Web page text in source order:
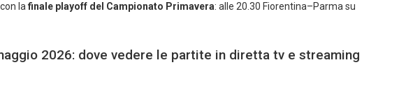
la finale playoff del Campionato Primavera: alle 20.30 Fiorentina–Parma su
2026: dove vedere le partite in diretta tv e streaming